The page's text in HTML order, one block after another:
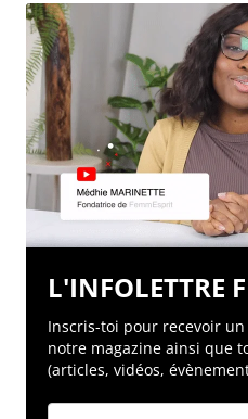
L'INFOLETTRE
Inscris-toi pour recevoir
notre magazine ainsi que
(articles, vidéos,